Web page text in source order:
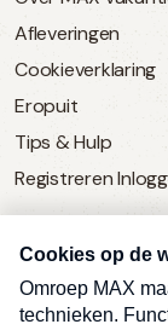
Afleveringen
Cookieverklaring
Eropuit
Tips & Hulp
Registreren
SERVICE
Over Omroep